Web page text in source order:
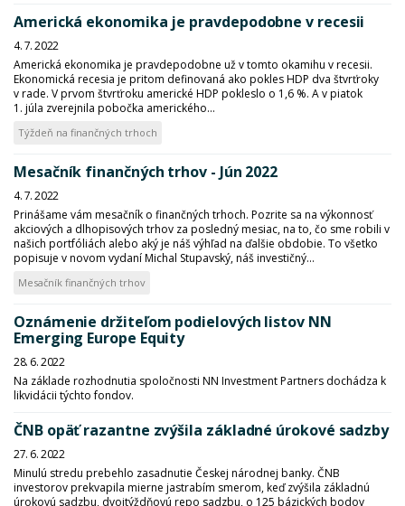
Americká ekonomika je pravdepodobne v recesii
4. 7. 2022
Americká ekonomika je pravdepodobne už v tomto okamihu v recesii.
Ekonomická recesia je pritom definovaná ako pokles HDP dva štvrťroky
v rade. V prvom štvrťroku americké HDP pokleslo o 1,6 %. A v piatok
1. júla zverejnila pobočka amerického...
Týždeň na finančných trhoch
Mesačník finančných trhov - Jún 2022
4. 7. 2022
Prinášame vám mesačník o finančných trhoch. Pozrite sa na výkonnosť
akciových a dlhopisových trhov za posledný mesiac, na to, čo sme robili v
našich portfóliách alebo aký je náš výhľad na ďalšie obdobie. To všetko
popisuje v novom vydaní Michal Stupavský, náš investičný...
Mesačník finančných trhov
Oznámenie držiteľom podielových listov NN
Emerging Europe Equity
28. 6. 2022
Na základe rozhodnutia spoločnosti NN Investment Partners dochádza k
likvidácii týchto fondov.
ČNB opäť razantne zvýšila základné úrokové sadzby
27. 6. 2022
Minulú stredu prebehlo zasadnutie Českej národnej banky. ČNB
investorov prekvapila mierne jastrabím smerom, keď zvýšila základnú
úrokovú sadzbu, dvojtýždňovú repo sadzbu, o 125 bázických bodov